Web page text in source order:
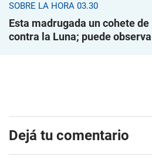
SOBRE LA HORA 03.30
Esta madrugada un cohete
contra la Luna; puede
Dejá tu comentario